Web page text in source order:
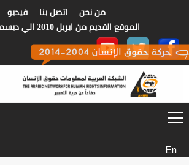
من نحن اتصل بنا
فيديو
الموقع القديم من ابريل 2010 الي ديسمبر 2018
En